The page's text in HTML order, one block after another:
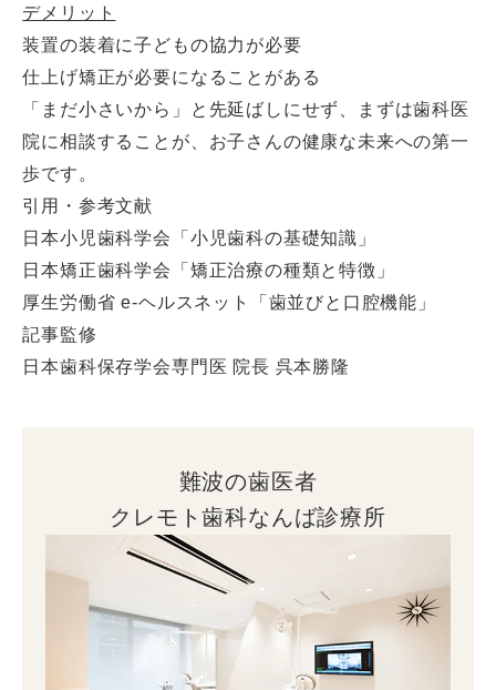
デメリット
装置の装着に子どもの協力が必要
仕上げ矯正が必要になることがある
「まだ小さいから」と先延ばしにせず、まずは歯科医
院に相談することが、お子さんの健康な未来への第一
歩です。
引用・参考文献
日本小児歯科学会「小児歯科の基礎知識」
日本矯正歯科学会「矯正治療の種類と特徴」
厚生労働省 e-ヘルスネット「歯並びと口腔機能」
記事監修
日本歯科保存学会専門医 院長 呉本勝隆
難波の歯医者
クレモト歯科なんば診療所